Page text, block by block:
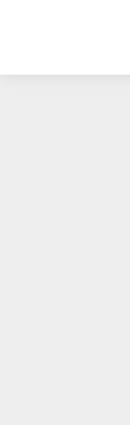
Dugaan